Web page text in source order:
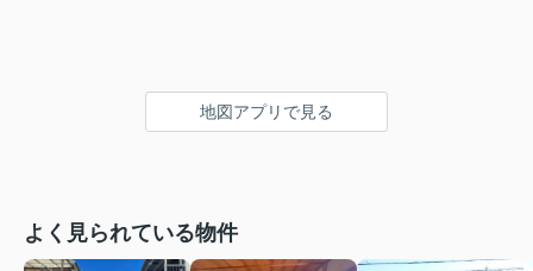
地図アプリで見る
よく見られている物件